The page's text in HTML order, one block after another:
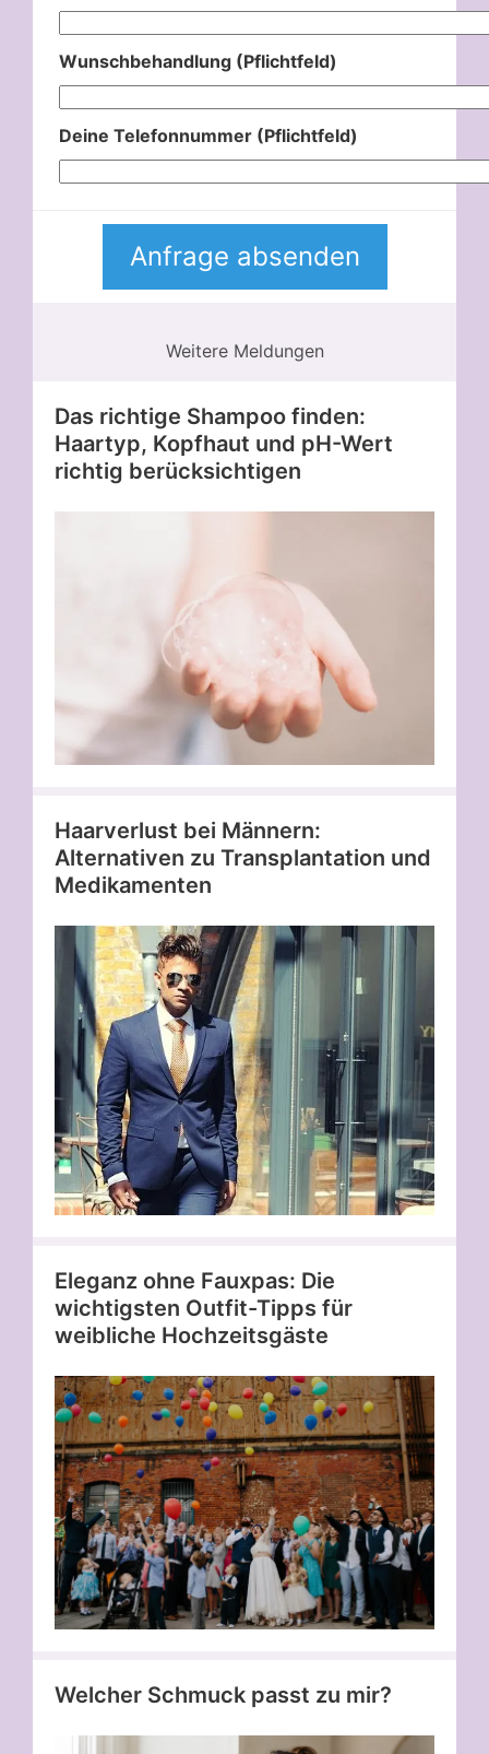
Wunschbehandlung (Pflichtfeld)
Deine Telefonnummer (Pflichtfeld)
Weitere Meldungen
Das richtige Shampoo finden:
Haartyp, Kopfhaut und pH-Wert
richtig berücksichtigen
Haarverlust bei Männern:
Alternativen zu Transplantation und
Medikamenten
Eleganz ohne Fauxpas: Die
wichtigsten Outfit-Tipps für
weibliche Hochzeitsgäste
Welcher Schmuck passt zu mir?